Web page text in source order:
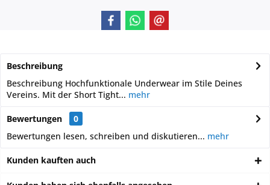
Beschreibung
Beschreibung Hochfunktionale Underwear im Stile Deines
Vereins. Mit der Short Tight... mehr
Bewertungen
0
Bewertungen lesen, schreiben und diskutieren... mehr
Kunden kauften auch